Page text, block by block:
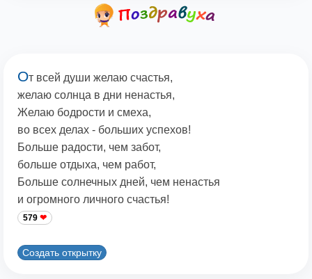
От всей души желаю счастья,
желаю солнца в дни ненастья,
Желаю бодрости и смеха,
во всех делах - больших успехов!
Больше радости, чем забот,
больше отдыха, чем работ,
Больше солнечных дней, чем ненастья
и огромного личного счастья!
579
Создать открытку